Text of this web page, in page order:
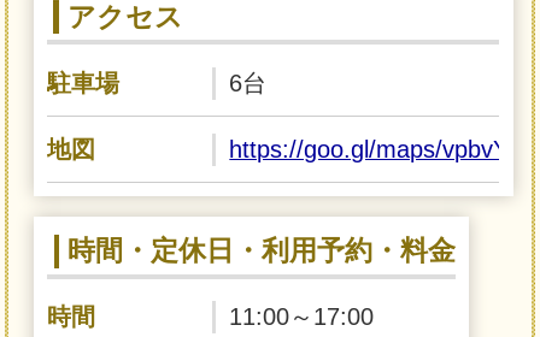
アクセス
駐車場 6台
地図 https://goo.gl/maps/
時間・定休日・利用予約・料金
時間 11:00～17:00